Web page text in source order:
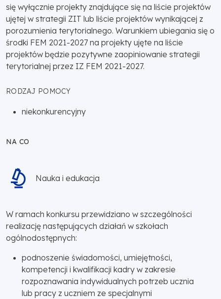
się wyłącznie projekty znajdujące się na liście projektów
ujętej w strategii ZIT lub liście projektów wynikającej z
porozumienia terytorialnego. Warunkiem ubiegania się o
środki FEM 2021-2027 na projekty ujęte na liście
projektów będzie pozytywne zaopiniowanie strategii
terytorialnej przez IZ FEM 2021-2027.
RODZAJ POMOCY
niekonkurencyjny
NA CO
Nauka i edukacja
W ramach konkursu przewidziano w szczególności
realizację następujących działań w szkołach
ogólnodostępnych:
podnoszenie świadomości, umiejętności,
kompetencji i kwalifikacji kadry w zakresie
rozpoznawania indywidualnych potrzeb ucznia
lub pracy z uczniem ze specjalnymi